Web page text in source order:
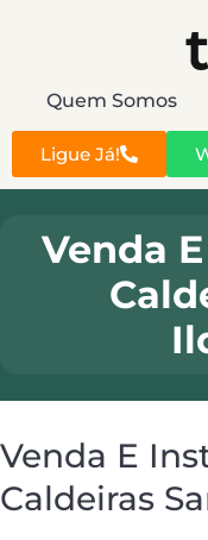
Quem Somos
Ligue Já!
Venda
Venda E
Caldeiras